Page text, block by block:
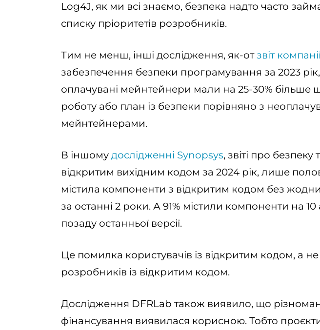
Log4J, як ми всі знаємо, безпека надто часто
списку пріоритетів розробників.
Тим не менш, інші дослідження, як-отзвіт
забезпечення безпеки програмування за 2023
оплачувані мейнтейнери мали на 25-30% більше
роботу або план із безпеки порівняно з
мейнтейнерами.
В іншому дослідженні Synopsys, звіті про безпеку
відкритим вихідним кодом за 2024 рік, лише
містила компоненти з відкритим кодом без
за останні 2 роки. А 91% містили компоненти на 10
позаду останньої версії.
Це помилка користувачів із відкритим кодом, а
розробників із відкритим кодом.
Дослідження DFRLab також виявило, що
фінансування виявилася корисною. Тобто